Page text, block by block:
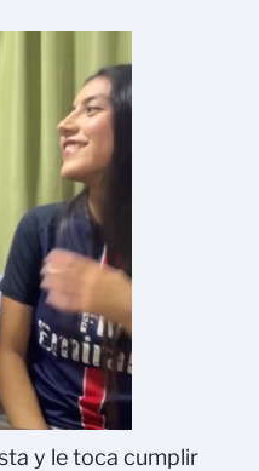
y le toca cumplir